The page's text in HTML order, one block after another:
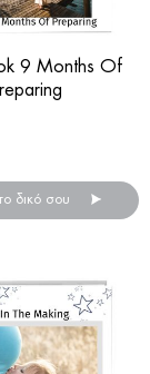
9 Months Of
δικό σου